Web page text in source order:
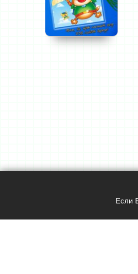
Если